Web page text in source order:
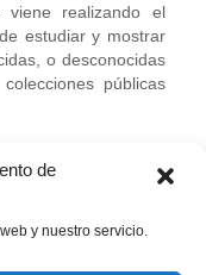
de
y nuestro servicio.
viene realizando el
estudiar y mostrar
o desconocidas
públicas